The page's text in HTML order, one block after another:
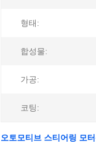
형태:
합성물:
가공:
코팅:
오토모티브 스티어링 모